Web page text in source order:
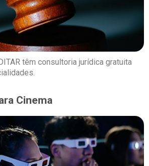
têm consultoria jurídica gratuita
Cinema